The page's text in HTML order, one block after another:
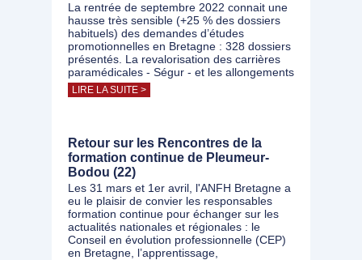
La rentrée de septembre 2022 connait une
hausse très sensible (+25 % des dossiers
habituels) des demandes d’études
promotionnelles en Bretagne : 328 dossiers
présentés. La revalorisation des carrières
paramédicales - Ségur - et les allongements
LIRE LA SUITE >
Retour sur les Rencontres de la
formation continue de Pleumeur-
Bodou (22)
Les 31 mars et 1er avril, l'ANFH Bretagne a
eu le plaisir de convier les responsables
formation continue pour échanger sur les
actualités nationales et régionales : le
Conseil en évolution professionnelle (CEP)
en Bretagne, l’apprentissage,